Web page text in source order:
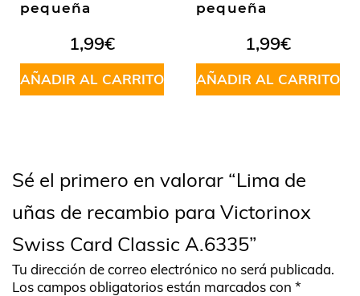
pequeña
1,99€
AÑADIR AL CARRITO
pequeña
1,99€
AÑADIR AL CARRITO
Sé el primero en valorar “Lima de
uñas de recambio para Victorinox
Swiss Card Classic A.6335”
Tu dirección de correo electrónico no será publicada.
Los campos obligatorios están marcados con *